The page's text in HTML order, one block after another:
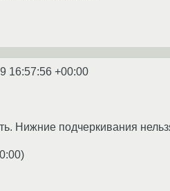
16:57:56 +00:00
Нижние подчеркивания
)